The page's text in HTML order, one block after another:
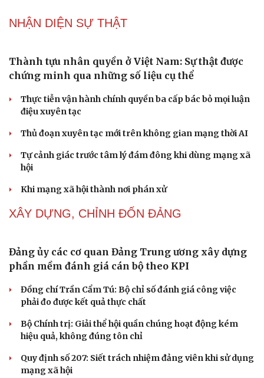
Cải chính
Lời đề nghị của người tình trẻ về chuyện có con chung
khiến tôi bế tắc ở tuổi 80
thế tự nhiên
Vì một phút buông thả sau hơi men, tôi bàng hoàng
phát hiện mắc bệnh tình dục
Ranh giới mong manh giữa hài hước và phản cảm
NHẬN DIỆN SỰ THẬT
chứng minh qua những số liệu cụ thể
Thực tiễn vận hành chính quyền ba cấp bác bỏ mọi luận
Thủ đoạn xuyên tạc mới trên không gian mạng thời AI
Tự cảnh giác trước tâm lý đám đông khi dùng mạng xã
hội
Khi mạng xã hội thành nơi phán xử